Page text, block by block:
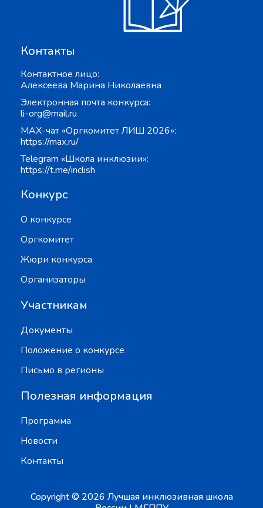
Контакты
Контактное лицо:
Алексеева Марина Николаевна
Электронная почта конкурса:
li-org@mail.ru
MAX-чат «Оргкомитет ЛИШ 2026»:
https://max.ru/
Telegram «Школа инклюзии»:
https://t.me/inclish
Конкурс
О конкурсе
Оргкомитет
Жюри конкурса
Организаторы
Участникам
Документы
Положение о конкурсе
Письмо в регионы
Полезная информация
Программа
Новости
Контакты
Copyright © 2026 Лучшая инклюзивная школа